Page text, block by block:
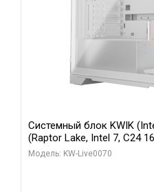
Системный блок KWIK
(Raptor Lake, Intel 7, C24
модуля)/ Gigabyte RTX5080
Модель: KW-Live0070